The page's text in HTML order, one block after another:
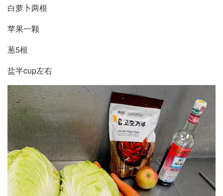
白萝卜两根
苹果一颗
葱5根
盐半cup左右